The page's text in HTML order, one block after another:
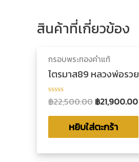
สินค้าที่เกี่ยวข้อง
กรอบพระทองคำแท้
ไตรมาส89 หลวงพ่อรวย
ให้
คะแนน
0
5
฿22,500.00 ฿21,900.00
หยิบใส่ตะกร้า